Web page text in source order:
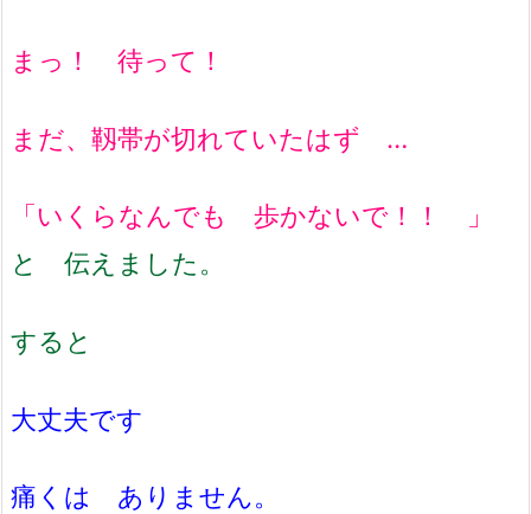
まっ！ 待って！
まだ、靱帯が切れていたはず …
「いくらなんでも 歩かないで！！ 」
と 伝えました。
すると
大丈夫です
痛くは ありません。